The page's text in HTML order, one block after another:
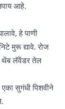
आहे.
हे पाणी
मुरू द्यावे. रोज
थेंब लॅवेंडर तेल
सुगंधी पिशवीने